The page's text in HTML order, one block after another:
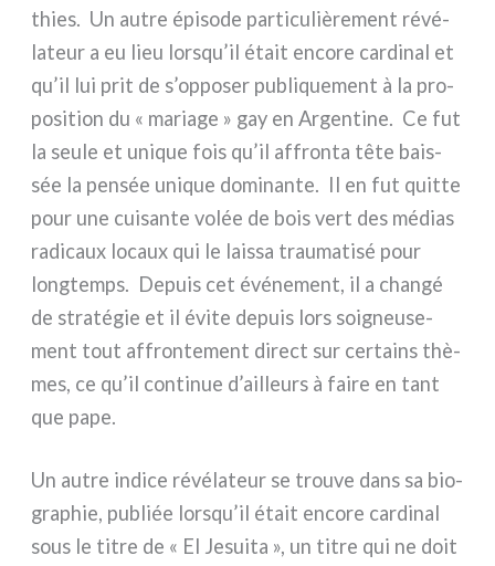
thies. Un autre épi­so­de par­ti­cu­liè­re­ment révé­
la­teur a eu lieu lorsqu’il était enco­re car­di­nal et
qu’il lui prit de s’opposer publi­que­ment à la pro­
po­si­tion du « maria­ge » gay en Argentine. Ce fut
la seu­le et uni­que fois qu’il affron­ta tête bais­
sée la pen­sée uni­que domi­nan­te. Il en fut quit­te
pour une cui­san­te volée de bois vert des médias
radi­caux locaux qui le lais­sa trau­ma­ti­sé pour
long­temps. Depuis cet évé­ne­ment, il a chan­gé
de stra­té­gie et il évi­te depuis lors soi­gneu­se­
ment tout affron­te­ment direct sur cer­tains thè­
mes, ce qu’il con­ti­nue d’ailleurs à fai­re en tant
que pape.
Un autre indi­ce révé­la­teur se trou­ve dans sa bio­
gra­phie, publiée lorsqu’il était enco­re car­di­nal
sous le titre de « El Jesuita », un titre qui ne doit